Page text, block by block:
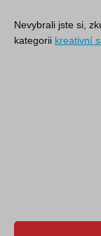
Nevybrali jste si,
kategorii kreativní